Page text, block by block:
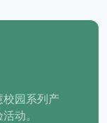
园系列产
动。